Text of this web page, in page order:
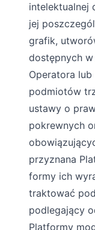
intelektualnej
jej
grafik,
dostępnych
Operatora
podmiotów
ustawy o
pokrewnych
przyznana
formy ich
traktować
podlegający
Platformy